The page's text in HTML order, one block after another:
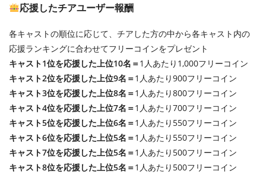
応援したチアユーザー報酬
各キャストの順位に応じて、チアした方の中から各キャスト内の
応援ランキングに合わせてフリーコインをプレゼント
キャスト1位を応援した上位10名＝1人あたり1,000フリーコイン
キャスト2位を応援した上位9名＝1人あたり900フリーコイン
キャスト3位を応援した上位8名＝1人あたり800フリーコイン
キャスト4位を応援した上位7名＝1人あたり700フリーコイン
キャスト5位を応援した上位6名＝1人あたり550フリーコイン
キャスト6位を応援した上位5名＝1人あたり550フリーコイン
キャスト7位を応援した上位5名＝1人あたり500フリーコイン
キャスト8位を応援した上位5名＝1人あたり500フリーコイン